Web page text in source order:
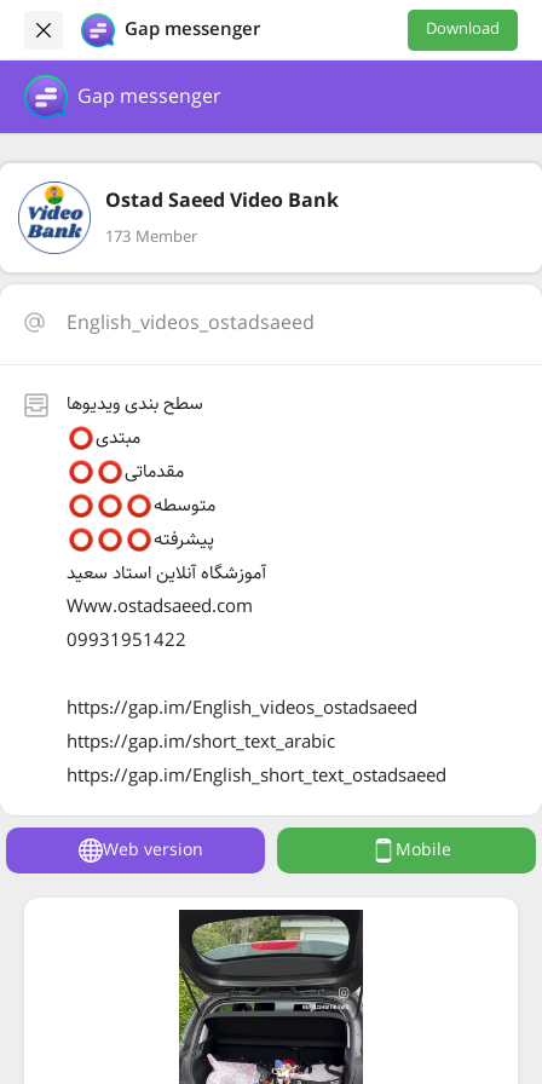
Gap messenger Download
Gap messenger
Ostad Saeed Video Bank
173 Member
English_videos_ostadsaeed
سطح بندی ویدیوها
مبتدی
مقدماتی
متوسطه
پیشرفته
آموزشگاه آنلاین استاد سعید
Www.ostadsaeed.com
09931951422
https://gap.im/English_videos_ostadsaeed
https://gap.im/short_text_arabic
https://gap.im/English_short_text_ostadsaeed
Web version Mobile